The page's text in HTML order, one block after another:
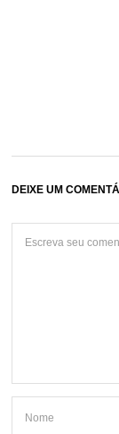
DEIXE UM